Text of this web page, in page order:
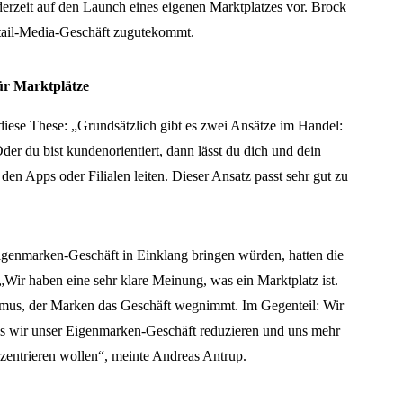
auf den Launch eines eigenen Marktplatzes vor. Brock
Media-Geschäft zugutekommt.
Marktplätze
These: „Grundsätzlich gibt es zwei Ansätze im Handel:
du bist kundenorientiert, dann lässt du dich und dein
Apps oder Filialen leiten. Dieser Ansatz passt sehr gut zu
Geschäft in Einklang bringen würden, hatten die
haben eine sehr klare Meinung, was ein Marktplatz ist.
der Marken das Geschäft wegnimmt. Im Gegenteil: Wir
wir unser Eigenmarken-Geschäft reduzieren und uns mehr
wollen“, meinte Andreas Antrup.